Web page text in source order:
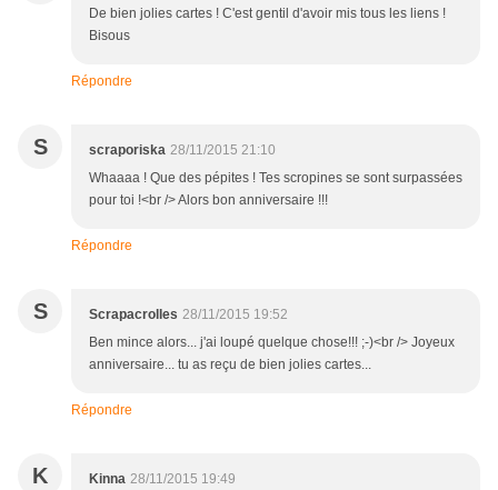
De bien jolies cartes ! C'est gentil d'avoir mis tous les liens !
Bisous
Répondre
S scraporiska 28/11/2015 21:10
Whaaaa ! Que des pépites ! Tes scropines se sont surpassées
pour toi !<br /> Alors bon anniversaire !!!
Répondre
S Scrapacrolles 28/11/2015 19:52
Ben mince alors... j'ai loupé quelque chose!!! ;-)<br /> Joyeux
anniversaire... tu as reçu de bien jolies cartes...
Répondre
K Kinna 28/11/2015 19:49